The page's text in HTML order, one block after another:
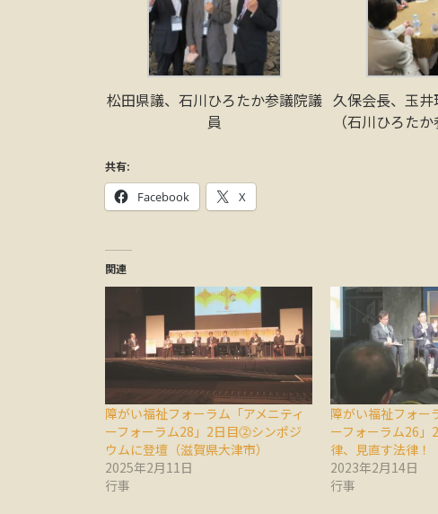
松田県議、石川ひろたか参議院議
員
久保会長、玉
（石川ひろた
共有:
Facebook X
関連
障がい福祉フォーラム「アメニティ
ーフォーラム28」2日目⓶シンポジ
ウムに登壇（滋賀県大津市）
2025年2月11日
行事
障がい福祉フォー
ーフォーラム26
律、見直す法律！
2023年2月14日
行事